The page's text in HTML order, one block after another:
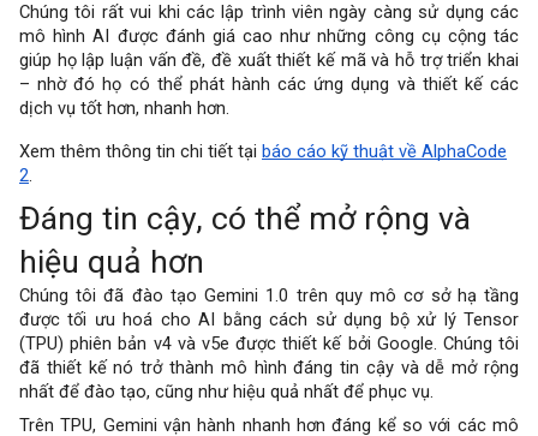
Chúng tôi rất vui khi các lập trình viên ngày càng sử dụng các
mô hình AI được đánh giá cao như những công cụ cộng tác
giúp họ lập luận vấn đề, đề xuất thiết kế mã và hỗ trợ triển khai
– nhờ đó họ có thể phát hành các ứng dụng và thiết kế các
dịch vụ tốt hơn, nhanh hơn.
Xem thêm thông tin chi tiết tại báo cáo kỹ thuật về AlphaCode
2.
Đáng tin cậy, có thể mở rộng và
hiệu quả hơn
Chúng tôi đã đào tạo Gemini 1.0 trên quy mô cơ sở hạ tầng
được tối ưu hoá cho AI bằng cách sử dụng bộ xử lý Tensor
(TPU) phiên bản v4 và v5e được thiết kế bởi Google. Chúng tôi
đã thiết kế nó trở thành mô hình đáng tin cậy và dễ mở rộng
nhất để đào tạo, cũng như hiệu quả nhất để phục vụ.
Trên TPU, Gemini vận hành nhanh hơn đáng kể so với các mô